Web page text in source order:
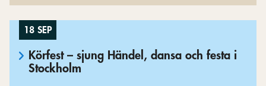
18 SEP
Körfest – sjung Händel, dansa och festa i
Stockholm